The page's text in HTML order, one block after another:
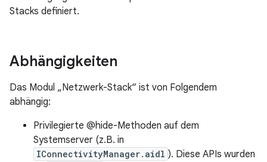
Stacks definiert.
Abhängigkeiten
Das Modul „Netzwerk-Stack“ ist von Folgendem
abhängig:
Privilegierte @hide-Methoden auf dem
Systemserver (z.B. in
IConnectivityManager.aidl ). Diese APIs wurden